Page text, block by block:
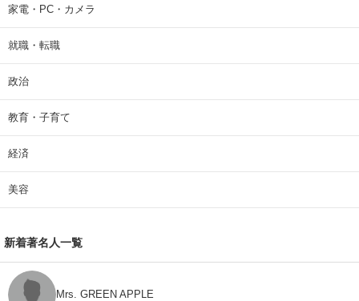
家電・PC・カメラ
就職・転職
政治
教育・子育て
経済
美容
新着著名人一覧
Mrs. GREEN APPLE